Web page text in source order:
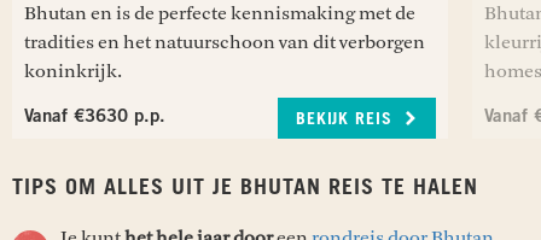
Bhutan en is de perfecte kennismaking met de
tradities en het natuurschoon van dit verborgen
koninkrijk.
Vanaf €3630 p.p. BEKIJK REIS Vanaf
TIPS OM ALLES UIT JE BHUTAN REIS TE HALEN